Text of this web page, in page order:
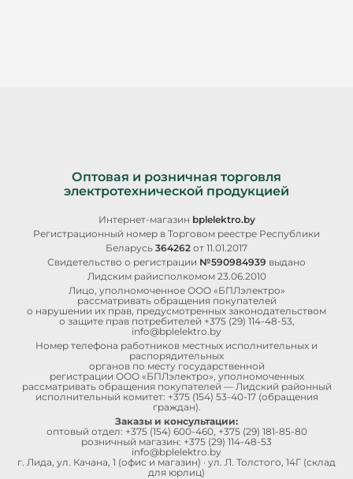
Оптовая и розничная торговля
электротехнической продукцией
Интернет-магазин bplelektro.by
Регистрационный номер в Торговом реестре Республики
Беларусь 364262 от 11.01.2017
Свидетельство о регистрации №590984939 выдано
Лидским райисполкомом 23.06.2010
Лицо, уполномоченное ООО «БПЛэлектро»
рассматривать обращения покупателей
о нарушении их прав, предусмотренных законодательством
о защите прав потребителей +375 (29) 114-48-53
info@bplelektro.by
Номер телефона работников местных исполнительных и
распорядительных
органов по месту государственной
регистрации ООО «БПЛэлектро», уполномоченных
рассматривать обращения покупателей — Лидский районный
исполнительный комитет: +375 (154) 53-40-17(обращения
граждан).
Заказы и консультации:
оптовый отдел: +375 (154) 600-460, +375 (29) 181-85-80
розничный магазин: +375 (29) 114-48-53
info@bplelektro.by
г. Лида, ул. Качана, 1 (офис и магазин) · ул. Л. Толстого, 14Г (склад
для юрлиц)